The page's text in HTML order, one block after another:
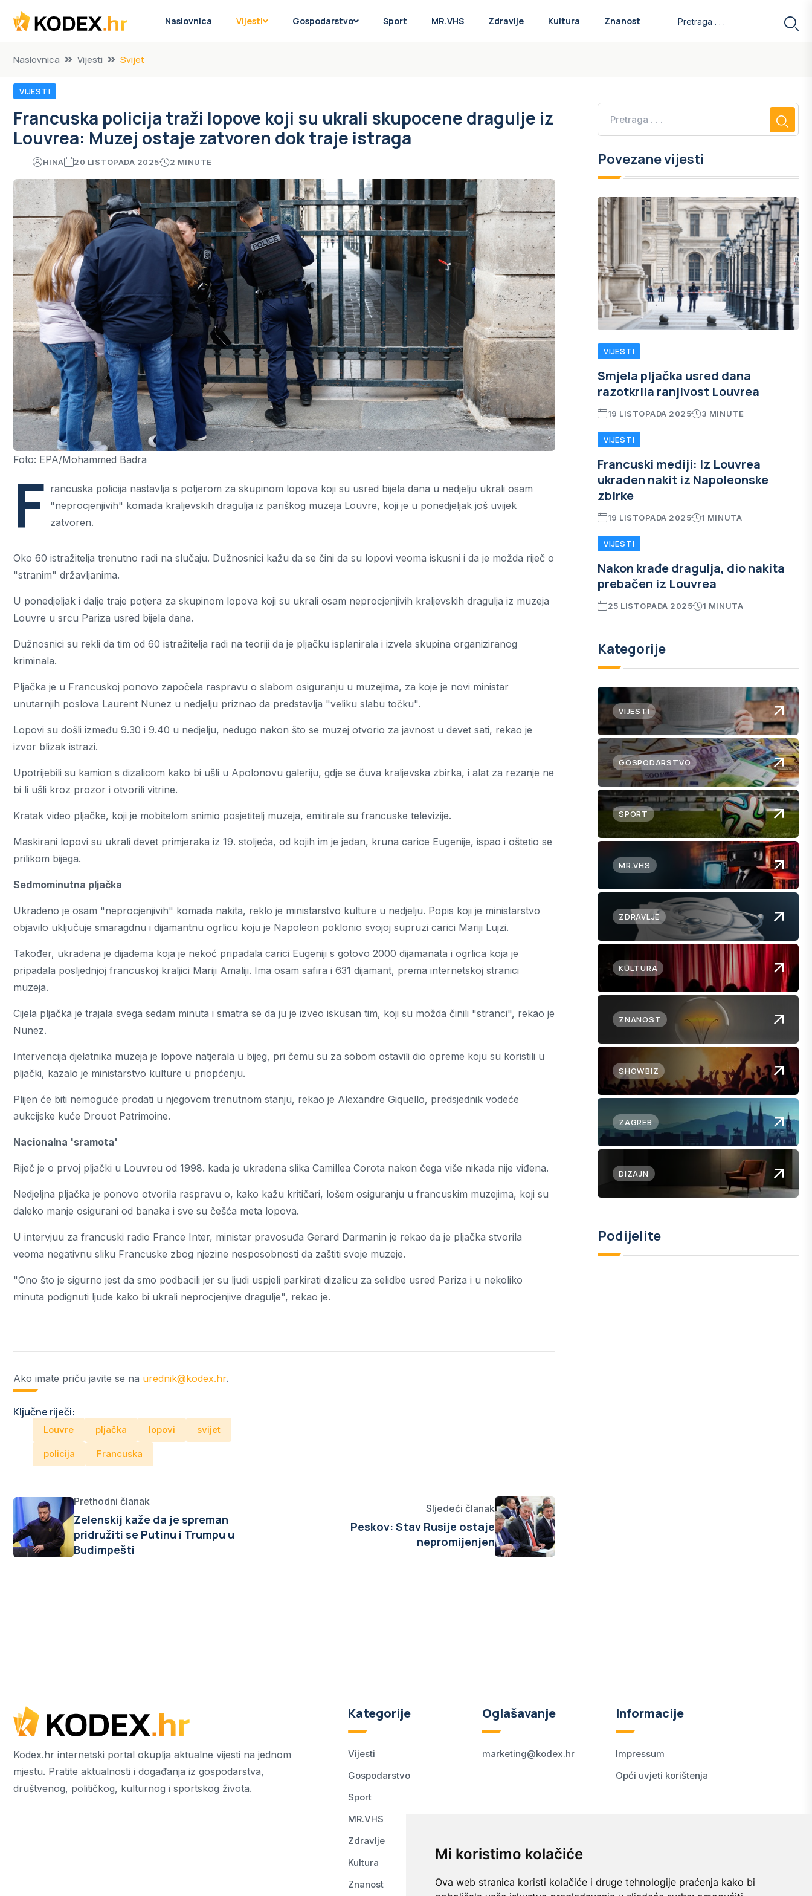
Mi koristimo kolačiće
Ova web stranica koristi kolačiće i druge tehnologije praćenja kako bi
Naslovnica Vijesti Gospodarstvo Sport MR.VHS Zdravlje Kultura Znanost
Naslovnica Vijesti Svijet
VIJESTI
Francuska policija traži lopove koji su ukrali skupocene dragulje iz
Louvrea: Muzej ostaje zatvoren dok traje istraga
HINA 20 LISTOPADA 2025 2 MINUTE
Foto: EPA/Mohammed Badra
F rancuska policija nastavlja s potjerom za skupinom lopova koji su usred bijela dana u nedjelju ukrali osam
"neprocjenjivih" komada kraljevskih dragulja iz pariškog muzeja Louvre, koji je u ponedjeljak još uvijek
zatvoren.
Oko 60 istražitelja trenutno radi na slučaju. Dužnosnici kažu da se čini da su lopovi veoma iskusni i da je možda riječ o
"stranim" državljanima.
U ponedjeljak i dalje traje potjera za skupinom lopova koji su ukrali osam neprocjenjivih kraljevskih dragulja iz muzeja
Louvre u srcu Pariza usred bijela dana.
Dužnosnici su rekli da tim od 60 istražitelja radi na teoriji da je pljačku isplanirala i izvela skupina organiziranog
kriminala.
Pljačka je u Francuskoj ponovo započela raspravu o slabom osiguranju u muzejima, za koje je novi ministar
unutarnjih poslova Laurent Nunez u nedjelju priznao da predstavlja "veliku slabu točku".
Lopovi su došli između 9.30 i 9.40 u nedjelju, nedugo nakon što se muzej otvorio za javnost u devet sati, rekao je
izvor blizak istrazi.
Upotrijebili su kamion s dizalicom kako bi ušli u Apolonovu galeriju, gdje se čuva kraljevska zbirka, i alat za rezanje ne
bi li ušli kroz prozor i otvorili vitrine.
Kratak video pljačke, koji je mobitelom snimio posjetitelj muzeja, emitirale su francuske televizije.
Maskirani lopovi su ukrali devet primjeraka iz 19. stoljeća, od kojih im je jedan, kruna carice Eugenije, ispao i oštetio se
prilikom bijega.
Sedmominutna pljačka
Ukradeno je osam "neprocjenjivih" komada nakita, reklo je ministarstvo kulture u nedjelju. Popis koji je ministarstvo
objavilo uključuje smaragdnu i dijamantnu ogrlicu koju je Napoleon poklonio svojoj supruzi carici Mariji Lujzi.
Također, ukradena je dijadema koja je nekoć pripadala carici Eugeniji s gotovo 2000 dijamanata i ogrlica koja je
pripadala posljednjoj francuskoj kraljici Mariji Amaliji. Ima osam safira i 631 dijamant, prema internetskoj stranici
muzeja.
Cijela pljačka je trajala svega sedam minuta i smatra se da ju je izveo iskusan tim, koji su možda činili "stranci", rekao je
Nunez.
Intervencija djelatnika muzeja je lopove natjerala u bijeg, pri čemu su za sobom ostavili dio opreme koju su koristili u
pljački, kazalo je ministarstvo kulture u priopćenju.
Plijen će biti nemoguće prodati u njegovom trenutnom stanju, rekao je Alexandre Giquello, predsjednik vodeće
aukcijske kuće Drouot Patrimoine.
Nacionalna 'sramota'
Riječ je o prvoj pljački u Louvreu od 1998. kada je ukradena slika Camillea Corota nakon čega više nikada nije viđena.
Nedjeljna pljačka je ponovo otvorila raspravu o, kako kažu kritičari, lošem osiguranju u francuskim muzejima, koji su
daleko manje osigurani od banaka i sve su češća meta lopova.
U intervjuu za francuski radio France Inter, ministar pravosuđa Gerard Darmanin je rekao da je pljačka stvorila
veoma negativnu sliku Francuske zbog njezine nesposobnosti da zaštiti svoje muzeje.
"Ono što je sigurno jest da smo podbacili jer su ljudi uspjeli parkirati dizalicu za selidbe usred Pariza i u nekoliko
minuta podignuti ljude kako bi ukrali neprocjenjive dragulje", rekao je.
Ako imate priču javite se na urednik@kodex.hr.
Ključne riječi:
Louvre pljačka lopovi svijet
policija Francuska
Prethodni članak
Zelenskij kaže da je spreman
pridružiti se Putinu i Trumpu u
Budimpešti
Sljedeći članak
Peskov: Stav Rusije ostaje
nepromijenjen
Povezane vijesti
VIJESTI
Smjela pljačka usred dana
razotkrila ranjivost Louvrea
19 LISTOPADA 2025 3 MINUTE
VIJESTI
Francuski mediji: Iz Louvrea
ukraden nakit iz Napoleonske
zbirke
19 LISTOPADA 2025 1 MINUTA
VIJESTI
Nakon krađe dragulja, dio nakita
prebačen iz Louvrea
25 LISTOPADA 2025 1 MINUTA
Kategorije
VIJESTI
GOSPODARSTVO
SPORT
MR.VHS
ZDRAVLJE
KULTURA
ZNANOST
SHOWBIZ
ZAGREB
DIZAJN
Podijelite
Kodex.hr internetski portal okuplja aktualne vijesti na jednom
mjestu. Pratite aktualnosti i događanja iz gospodarstva,
društvenog, političkog, kulturnog i sportskog života.
Kategorije
Vijesti
Gospodarstvo
Sport
MR.VHS
Zdravlje
Kultura
Znanost
Oglašavanje
marketing@kodex.hr
Informacije
Impressum
Opći uvjeti korištenja